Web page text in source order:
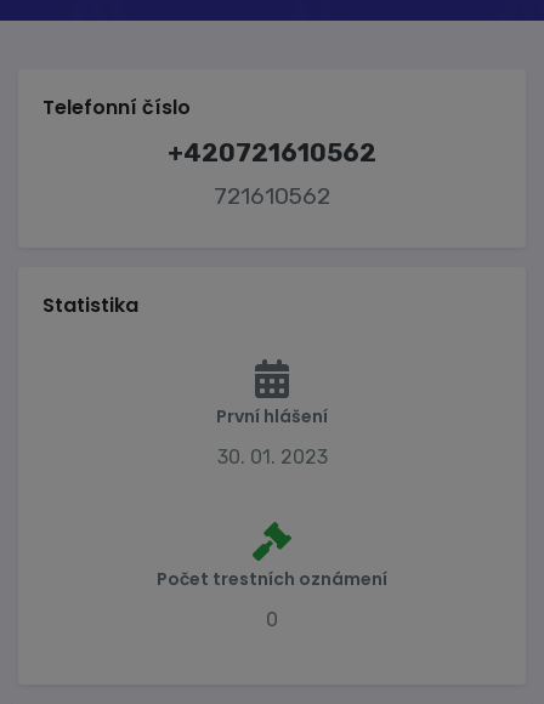
Telefonní číslo
+420721610562
721610562
Statistika
První hlášení
30. 01. 2023
Počet trestních oznámení
0